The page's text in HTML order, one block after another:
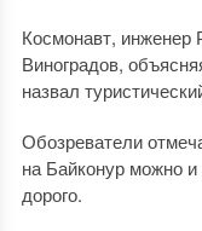
Космонавт,
Виноградов,
назвал
Обозреватели
на Байконур можно
дорого.